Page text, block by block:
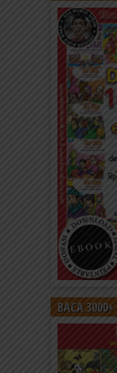
Daftar
Daftar di sini
hartamu
untuk
Kalender
BACA